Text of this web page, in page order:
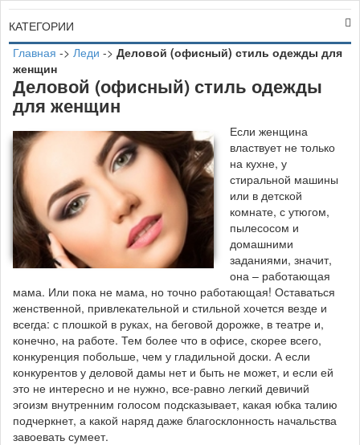
КАТЕГОРИИ
Главная -> Леди -> Деловой (офисный) стиль одежды для
женщин
Деловой (офисный) стиль одежды
для женщин
Если женщина
властвует не только
на кухне, у
стиральной машины
или в детской
комнате, с утюгом,
пылесосом и
домашними
заданиями, значит,
она – работающая
мама. Или пока не мама, но точно работающая! Оставаться
женственной, привлекательной и стильной хочется везде и
всегда: с плошкой в руках, на беговой дорожке, в театре и,
конечно, на работе. Тем более что в офисе, скорее всего,
конкуренция побольше, чем у гладильной доски. А если
конкурентов у деловой дамы нет и быть не может, и если ей
это не интересно и не нужно, все-равно легкий девичий
эгоизм внутренним голосом подсказывает, какая юбка талию
подчеркнет, а какой наряд даже благосклонность начальства
завоевать сумеет.